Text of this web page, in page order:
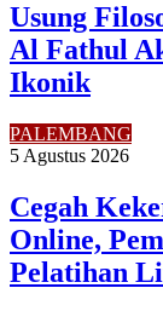
Usung
Al Fathul
Ikonik
PALEMBANG
5 Agustus 2026
Cegah
Online,
Pelatihan